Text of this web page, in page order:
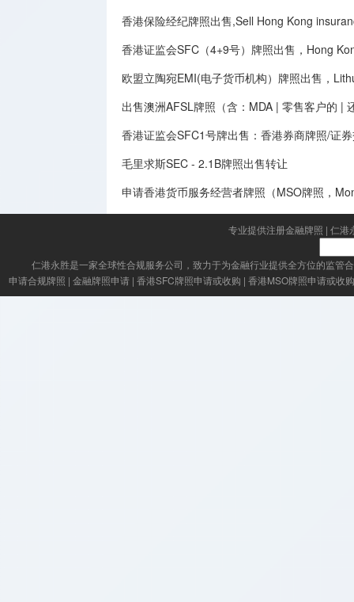
香港保险经纪牌照出售,Sell Hong Kong
香港证监会SFC（4+9号）牌照出售，Hong
欧盟立陶宛EMI(电子货币机构）牌照出售，
出售澳洲AFSL牌照（含：MDA | 零售客户的 |
香港证监会SFC1号牌出售：香港券商牌照/证
毛里求斯SEC - 2.1B牌照出售转让
申请香港货币服务经营者牌照（MSO牌照，
专业提供注册金融牌照 | 仁港
仁港永胜是一家全球性合规服务公司，致力于为金融行业提供全方位的监管
申请合规牌照 | 金融牌照申请 | 香港SFC牌照申请或收购 | 香港MSO牌照申请或收购